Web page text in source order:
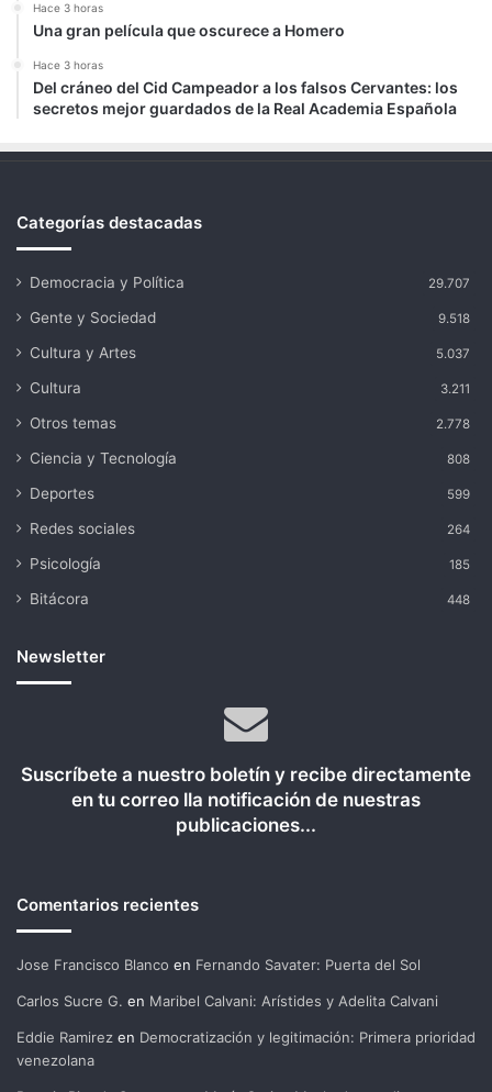
Hace 3 horas
Una gran película que oscurece a Homero
Hace 3 horas
Del cráneo del Cid Campeador a los falsos Cervantes: los
secretos mejor guardados de la Real Academia Española
Categorías destacadas
Democracia y Política 29.707
Gente y Sociedad 9.518
Cultura y Artes 5.037
Cultura 3.211
Otros temas 2.778
Ciencia y Tecnología 808
Deportes 599
Redes sociales 264
Psicología 185
Bitácora 448
Newsletter
Suscríbete a nuestro boletín y recibe directamente
en tu correo lla notificación de nuestras
publicaciones...
Comentarios recientes
Jose Francisco Blanco en Fernando Savater: Puerta del Sol
Carlos Sucre G. en Maribel Calvani: Arístides y Adelita Calvani
Eddie Ramirez en Democratización y legitimación: Primera prioridad
venezolana